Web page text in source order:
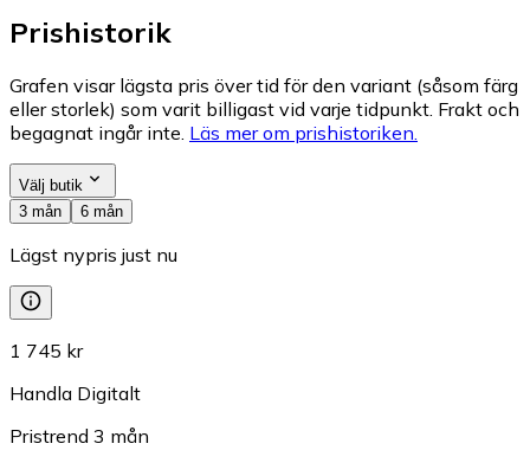
Prishistorik
Grafen visar lägsta pris över tid för den variant (såsom färg
eller storlek) som varit billigast vid varje tidpunkt. Frakt och
begagnat ingår inte. Läs mer om prishistoriken.
Välj butik
3 mån
6 mån
Lägst nypris just nu
1 745 kr
Handla Digitalt
Pristrend 3 mån